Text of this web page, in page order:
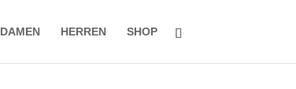
DAMEN HERREN SHOP